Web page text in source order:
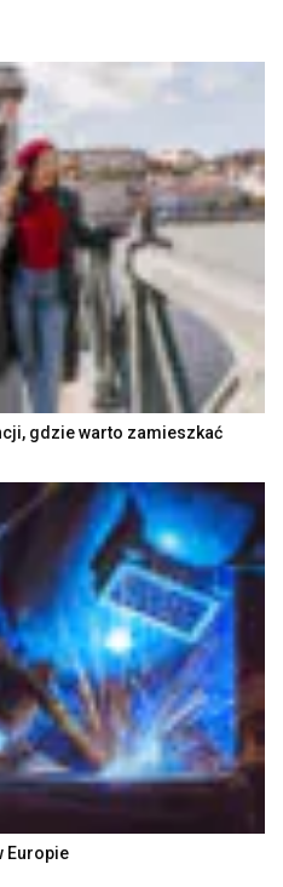
gdzie warto zamieszkać
Europie